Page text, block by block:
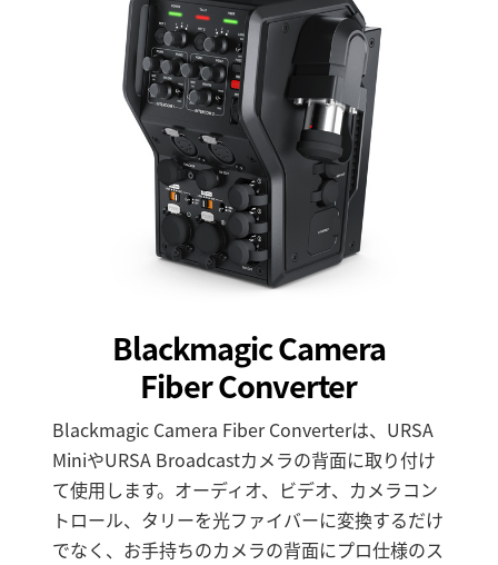
Blackmagic Camera
Fiber Converter
Blackmagic Camera Fiber Converterは、URSA
MiniやURSA Broadcastカメラの背面に取り付け
て使用します。オーディオ、ビデオ、カメラコン
トロール、タリーを光ファイバーに変換するだけ
でなく、お手持ちのカメラの背面にプロ仕様のス